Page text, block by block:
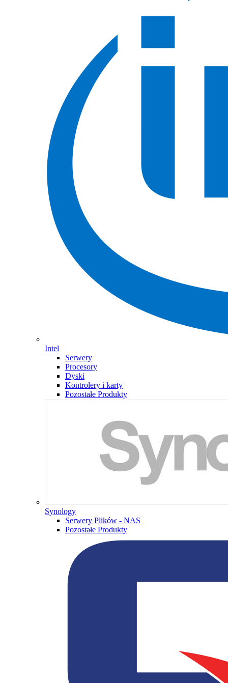
Intel
Serwery
Procesory
Dyski
Kontrolery i karty
Pozostałe Produkty
Synology
Serwery Plików - NAS
Pozostałe Produkty